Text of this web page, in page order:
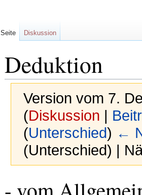
Deduktion
Version vom 7.
(Diskussion |
(Unterschied) ←
(Unterschied) |
Navigation
Suche
Seite Diskussion